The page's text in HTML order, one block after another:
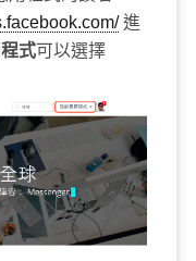
進
式可以選擇